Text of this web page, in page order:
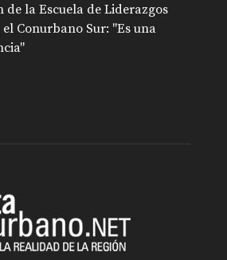
de la Escuela de Liderazgos
Conurbano Sur: "Es una